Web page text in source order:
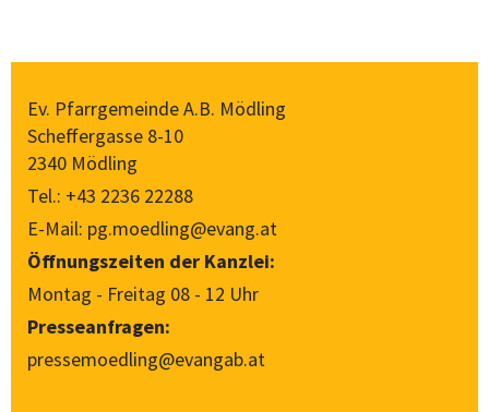
Ev. Pfarrgemeinde A.B. Mödling
Scheffergasse 8-10
2340 Mödling
Tel.: +43 2236 22288
E-Mail: pg.moedling@evang.at
Öffnungszeiten der Kanzlei:
Montag - Freitag 08 - 12 Uhr
Presseanfragen:
pressemoedling@evangab.at